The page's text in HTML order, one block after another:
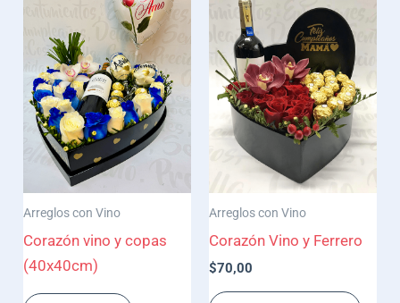
Arreglos con Vino
Corazón vino y copas
(40x40cm)
Arreglos con Vino
Corazón Vino y Ferrero
$70,00